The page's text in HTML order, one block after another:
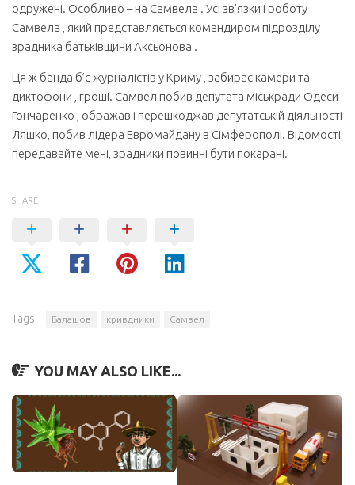
одружені. Особливо – на Самвела . Усі зв’язки і роботу
Самвела , який представляється командиром підрозділу
зрадника батьківщини Аксьонова .
Ця ж банда б’є журналістів у Криму , забирає камери та
диктофони , гроші. Самвел побив депутата міськради Одеси
Гончаренко , ображав і перешкоджав депутатській діяльності
Ляшко, побив лідера Евромайдану в Сімферополі. Відомості
передавайте мені, зрадники повинні бути покарані.
SHARE
Tags: Балашов кривдники Самвел
YOU MAY ALSO LIKE...